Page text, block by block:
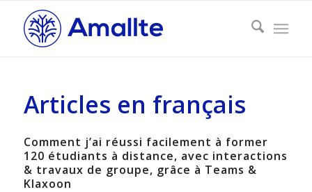
Articles en français
Comment j’ai réussi facilement à former
120 étudiants à distance, avec interactions
& travaux de groupe, grâce à Teams &
Klaxoon